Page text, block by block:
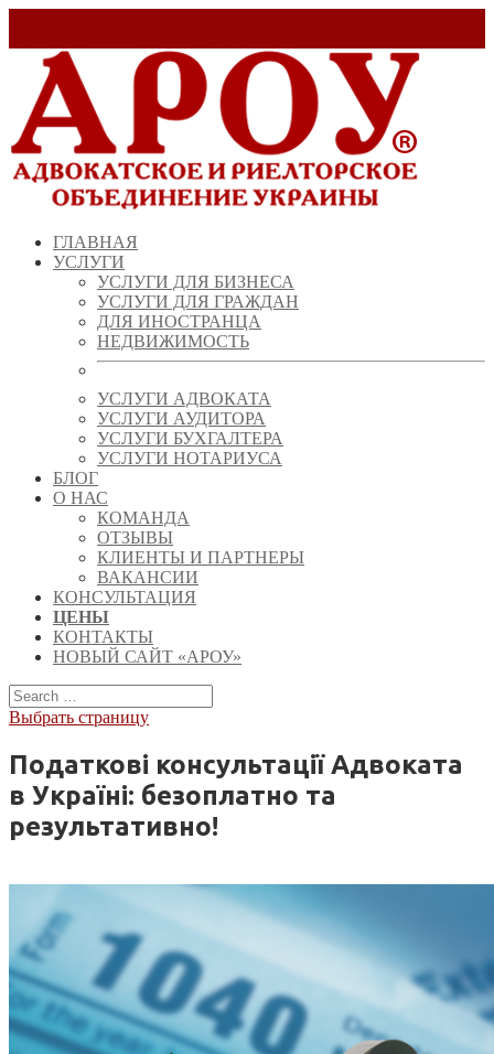
ГЛАВНАЯ
УСЛУГИ
УСЛУГИ ДЛЯ БИЗНЕСА
УСЛУГИ ДЛЯ ГРАЖДАН
ДЛЯ ИНОСТРАНЦА
НЕДВИЖИМОСТЬ
УСЛУГИ АДВОКАТА
УСЛУГИ АУДИТОРА
УСЛУГИ БУХГАЛТЕРА
УСЛУГИ НОТАРИУСА
БЛОГ
О НАС
КОМАНДА
ОТЗЫВЫ
КЛИЕНТЫ И ПАРТНЕРЫ
ВАКАНСИИ
КОНСУЛЬТАЦИЯ
ЦЕНЫ
КОНТАКТЫ
НОВЫЙ САЙТ «АРОУ»
Выбрать страницу
Податкові консультації Адвоката
в Україні: безоплатно та
результативно!